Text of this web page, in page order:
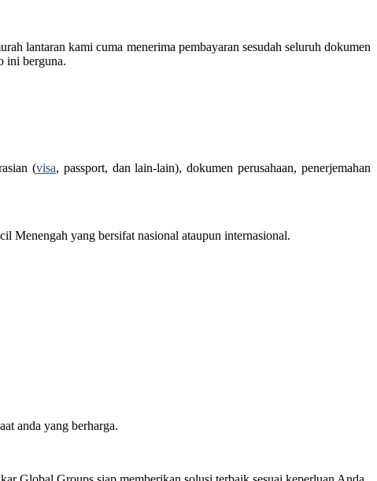
lantaran kami cuma menerima pembayaran sesudah seluruh dokumen
ini berguna.
(visa, passport, dan lain-lain), dokumen perusahaan, penerjemahan
Menengah yang bersifat nasional ataupun internasional.
anda yang berharga.